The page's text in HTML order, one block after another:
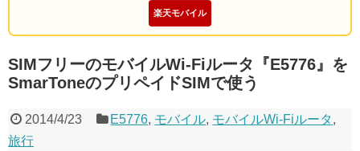
楽天モバイル
SIMフリーのモバイルWi-Fiルータ『E5776』を
SmarToneのプリペイドSIMで使う
2014/4/23 E5776, モバイル, モバイルWi-Fiルータ,
旅行